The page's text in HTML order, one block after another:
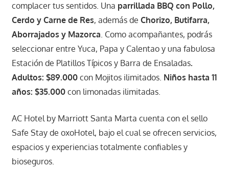
complacer tus sentidos. Una parrillada BBQ con Pollo,
Cerdo y Carne de Res, además de Chorizo, Butifarra,
Aborrajados y Mazorca. Como acompañantes, podrás
seleccionar entre Yuca, Papa y Calentao y una fabulosa
Estación de Platillos Típicos y Barra de Ensaladas.
Adultos: $89.000con Mojitos ilimitados. Niños hasta 11
años: $35.000con limonadas ilimitadas.
AC Hotel by Marriott Santa Marta cuenta con el sello
Safe Stay de oxoHotel, bajo el cual se ofrecen servicios,
espacios y experiencias totalmente confiables y
bioseguros.